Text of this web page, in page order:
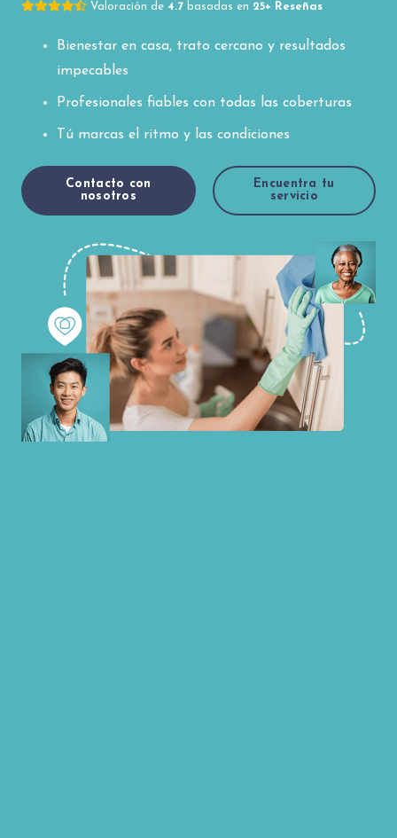
Valoración de 4.7 basadas en 25+ Reseñas
Bienestar en casa, trato cercano y resultados
impecables
Profesionales fiables con todas las coberturas
Tú marcas el ritmo y las condiciones
Contacto con
nosotros
Encuentra tu
servicio